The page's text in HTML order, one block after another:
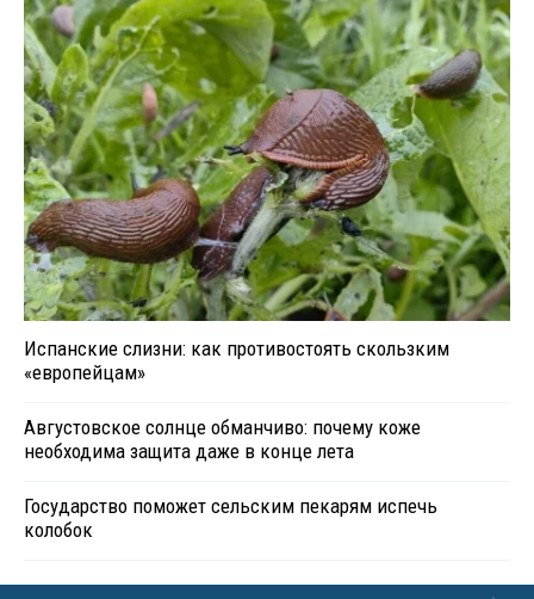
Испанские слизни: как противостоять скользким
«европейцам»
Августовское солнце обманчиво: почему коже
необходима защита даже в конце лета
Государство поможет сельским пекарям испечь
колобок